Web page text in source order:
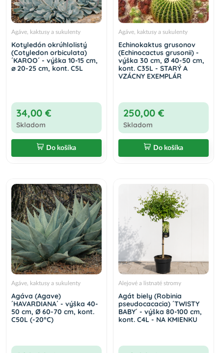
Agáve, kaktusy a sukulenty
Kotyledón okrúhlolistý
(Cotyledon orbiculata)
´KAROO´ - výška 10-15 cm,
⌀ 20-25 cm, kont. C5L
34,00 €
Skladom
Do košíka
Agáve, kaktusy a sukulenty
Echinokaktus grusonov
(Echinocactus grusonii) -
výška 30 cm, Ø 40-50 cm,
kont. C35L - STARÝ A
VZÁCNY EXEMPLÁR
250,00 €
Skladom
Do košíka
Agáve, kaktusy a sukulenty
Agáva (Agave)
´HAVARDIANA´ - výška 40-
50 cm, Ø 60-70 cm, kont.
C50L (-20°C)
Alejové a listnaté stromy
Agát biely (Robinia
pseudocacacia) ´TWISTY
BABY´ - výška 80-100 cm,
kont. C4L - NA KMIENKU